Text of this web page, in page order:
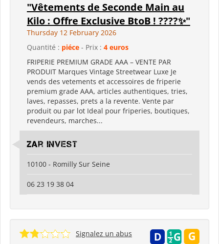
"Vêtements de Seconde Main au
Kilo : Offre Exclusive BtoB ! ????️✨"
Thursday 12 February 2026
Quantité : piéce - Prix : 4 euros
FRIPERIE PREMIUM GRADE AAA – VENTE PAR
PRODUIT Marques Vintage Streetwear Luxe Je
vends des vetements et accessoires de friperie
premium grade AAA, articles authentiques, tries,
laves, repasses, prets a la revente. Vente par
produit ou par lot Ideal pour friperies, boutiques,
revendeurs, marches...
zar invest
10100 - Romilly Sur Seine
06 23 19 38 04
Signalez un abus